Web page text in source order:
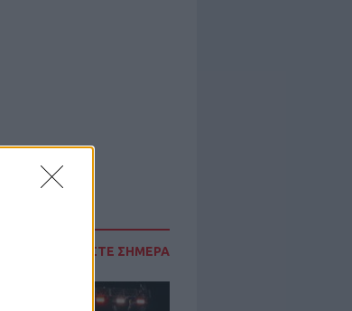
ΔΙΑΒΑΣΤΕ ΣΗΜΕΡΑ